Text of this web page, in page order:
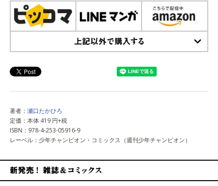
著者： 瀬口たかひろ
定価：本体 419 円+税
ISBN：978-4-253-05916-9
レーベル：少年チャンピオン・コミックス（週刊少年チャンピオン）